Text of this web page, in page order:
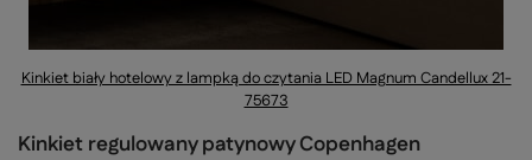
Kinkiet biały hotelowy z lampką do czytania LED Magnum Candellux 21-
75673
Kinkiet regulowany patynowy Copenhagen